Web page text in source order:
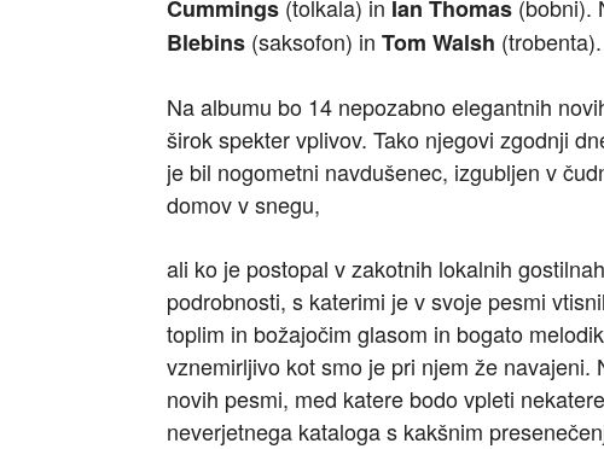
Cummings (tolkala) in Ian Thomas (bobni).
Blebins (saksofon) in Tom Walsh (trobenta).
Na albumu bo 14 nepozabno elegantnih
širok spekter vplivov. Tako njegovi zgodnji
je bil nogometni navdušenec, izgubljen v
domov v snegu,
ali ko je postopal v zakotnih lokalnih
podrobnosti, s katerimi je v svoje pesmi
toplim in božajočim glasom in bogato
vznemirljivo kot smo je pri njem že
novih pesmi, med katere bodo vpleti
neverjetnega kataloga s kakšnim